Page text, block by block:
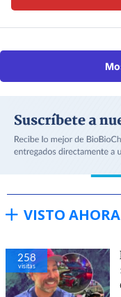
VISTO AHORA
258
visitas